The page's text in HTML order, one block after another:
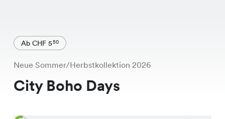
Ab CHF 550
Neue Sommer/Herbstkollektion 2026
City Boho Days